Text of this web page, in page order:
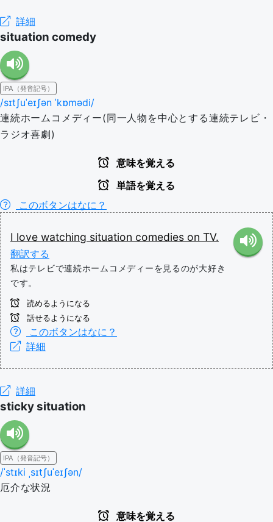
詳細
situation comedy
IPA（発音記号）
/sɪtʃuˈeɪʃən ˈkɒmədi/
連続ホームコメディー(同一人物を中心とする連続テレビ・
ラジオ喜劇)
意味を覚える
単語を覚える
このボタンはなに？
I love watching situation comedies on TV.
翻訳する
私はテレビで連続ホームコメディーを見るのが大好き
です。
読めるようになる
話せるようになる
このボタンはなに？
詳細
詳細
sticky situation
IPA（発音記号）
/ˈstɪki ˌsɪtʃuˈeɪʃən/
厄介な状況
意味を覚える